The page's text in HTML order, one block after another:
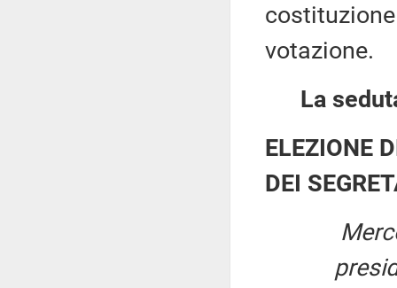
votazione.
La
ELEZIONE
DEI